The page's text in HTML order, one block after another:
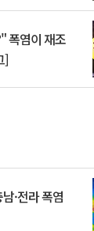
폭염이 재조
]
·전라 폭염